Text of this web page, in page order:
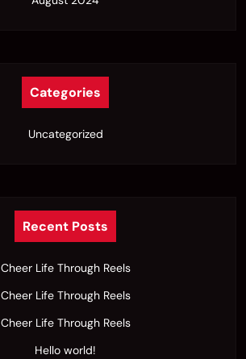
Categories
Uncategorized
Recent Posts
Cheer Life Through Reels
Cheer Life Through Reels
Cheer Life Through Reels
Hello world!